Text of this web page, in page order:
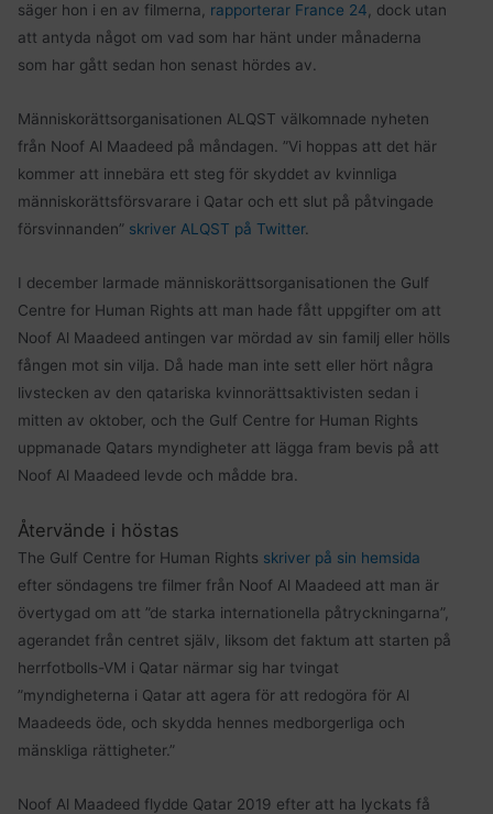
säger hon i en av filmerna, rapporterar France 24 , dock utan
att antyda något om vad som har hänt under månaderna
som har gått sedan hon senast hördes av.
Människorättsorganisationen ALQST välkomnade nyheten
från Noof Al Maadeed på måndagen. ”Vi hoppas att det här
kommer att innebära ett steg för skyddet av kvinnliga
människorättsförsvarare i Qatar och ett slut på påtvingade
försvinnanden” skriver ALQST på Twitter.
I december larmade människorättsorganisationen the Gulf
Centre for Human Rights att man hade fått uppgifter om att
Noof Al Maadeed antingen var mördad av sin familj eller hölls
fången mot sin vilja. Då hade man inte sett eller hört några
livstecken av den qatariska kvinnorättsaktivisten sedan i
mitten av oktober, och the Gulf Centre for Human Rights
uppmanade Qatars myndigheter att lägga fram bevis på att
Noof Al Maadeed levde och mådde bra.
Återvände i höstas
The Gulf Centre for Human Rights skriver på sin hemsida
efter söndagens tre filmer från Noof Al Maadeed att man är
övertygad om att ”de starka internationella påtryckningarna”,
agerandet från centret själv, liksom det faktum att starten på
herrfotbolls-VM i Qatar närmar sig har tvingat
”myndigheterna i Qatar att agera för att redogöra för Al
Maadeeds öde, och skydda hennes medborgerliga och
mänskliga rättigheter.”
Noof Al Maadeed flydde Qatar 2019 efter att ha lyckats få